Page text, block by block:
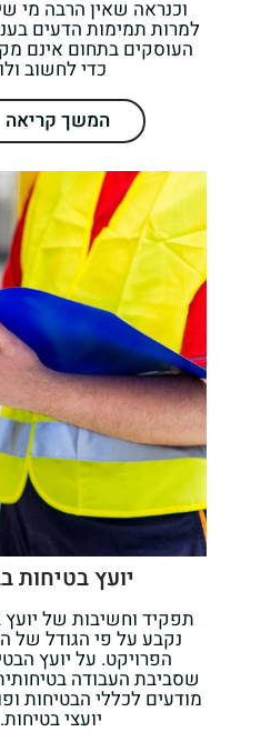
וכנראה שאין הרבה מי
למרות תמימות הדעים
העוסקים בתחום אינם
כדי לחשוב
המשך קריאה
יועץ בטיחות
תפקיד וחשיבות של יועץ
נקבע על פי הגודל של
הפרויקט. על יועץ
שסביבת העבודה
מודעים לכללי הבטיחות
יועצי